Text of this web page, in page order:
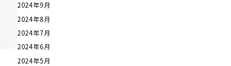
2024年9月
2024年8月
2024年7月
2024年6月
2024年5月